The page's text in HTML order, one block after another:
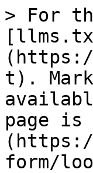
> For
t).
page is
form/